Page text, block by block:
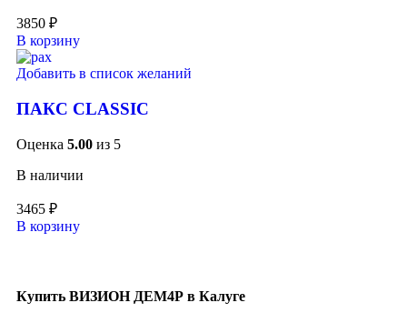
3850 ₽
В корзину
Добавить в список желаний
ПАКС CLASSIC
Оценка 5.00 из 5
В наличии
3465 ₽
В корзину
Купить ВИЗИОН ДЕМ4Р в Калуге